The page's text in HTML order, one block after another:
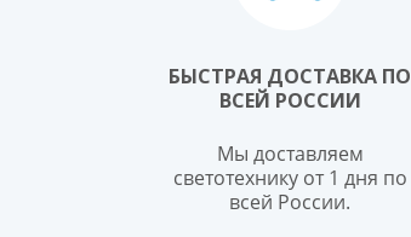
БЫСТРАЯ ДОСТАВКА ПО
ВСЕЙ РОССИИ
Мы доставляем
светотехнику от 1 дня по
всей России.